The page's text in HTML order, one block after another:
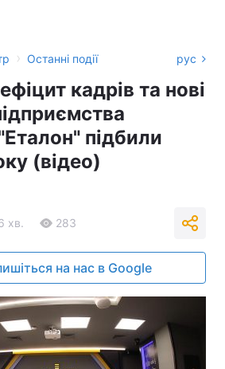
› Останні події рус
кадрів та нові
підбили
(відео)
хв. 283
на нас в Google